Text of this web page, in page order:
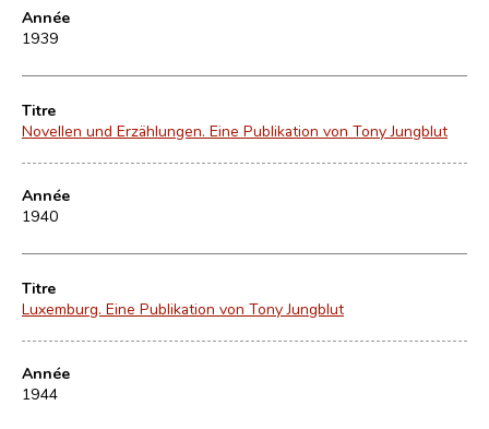
Année
1939
Titre
Novellen und Erzählungen. Eine Publikation von Tony Jungblut
Année
1940
Titre
Luxemburg. Eine Publikation von Tony Jungblut
Année
1944